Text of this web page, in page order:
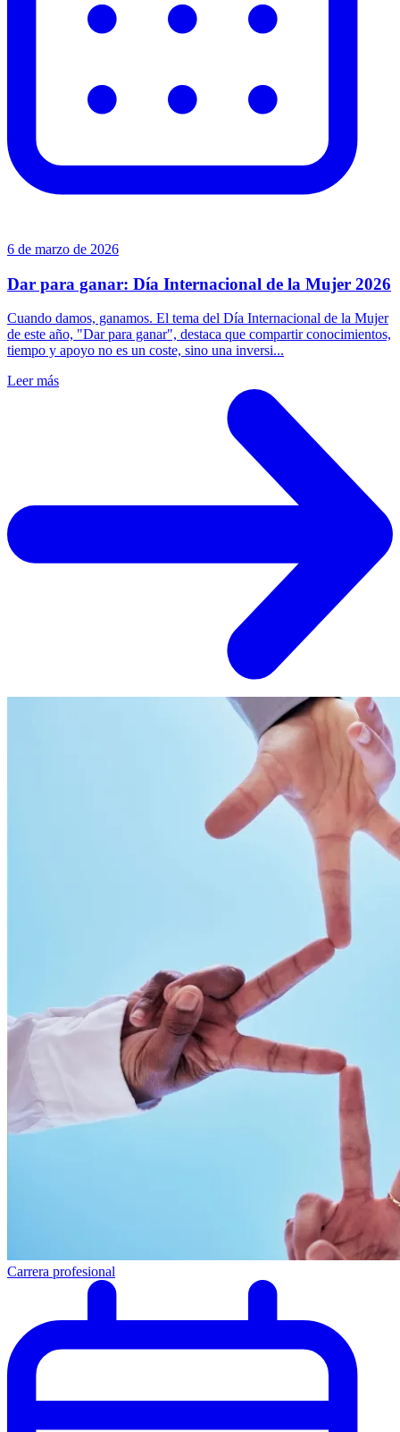
6 de marzo de 2026
Dar para ganar: Día Internacional de la Mujer 2026
Cuando damos, ganamos. El tema del Día Internacional de la Mujer
de este año, "Dar para ganar", destaca que compartir conocimientos,
tiempo y apoyo no es un coste, sino una inversi...
Leer más
Carrera profesional